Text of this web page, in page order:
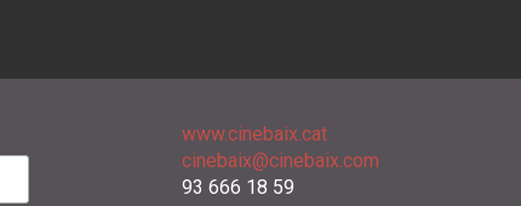
www.cinebaix.cat
cinebaix@cinebaix.com
93 666 18 59